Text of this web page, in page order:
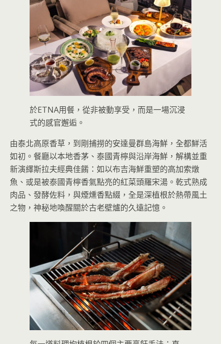
於ETNA用餐，從非被動享受，而是一場沉浸
式的感官邂逅。
由泰北高原香草，到剛捕撈的安達曼群島海鮮，全都鮮活
如初。餐廳以本地香茅、泰國青檸與沿岸海鮮，解構並重
新演繹斯拉夫經典佳餚：如以布吉海鮮重塑的高加索燉
魚、或是被泰國青檸香氣點亮的紅菜頭羅宋湯。乾式熟成
肉品、發酵佐料，與煙燻香點綴，全是深植根於熱帶風土
之物，神秘地喚醒關於古老壁爐的久遠記憶。